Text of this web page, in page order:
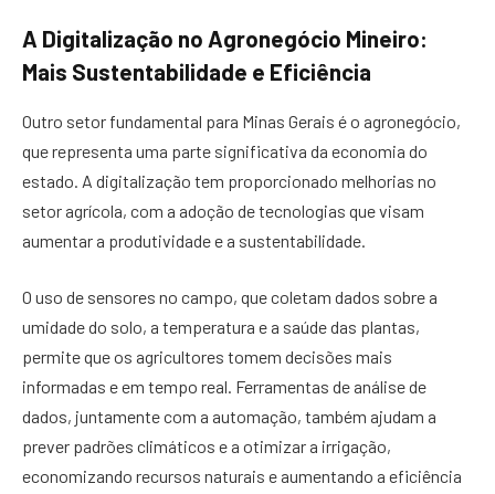
A Digitalização no Agronegócio Mineiro:
Mais Sustentabilidade e Eficiência
Outro setor fundamental para Minas Gerais é o agronegócio,
que representa uma parte significativa da economia do
estado. A digitalização tem proporcionado melhorias no
setor agrícola, com a adoção de tecnologias que visam
aumentar a produtividade e a sustentabilidade.
O uso de sensores no campo, que coletam dados sobre a
umidade do solo, a temperatura e a saúde das plantas,
permite que os agricultores tomem decisões mais
informadas e em tempo real. Ferramentas de análise de
dados, juntamente com a automação, também ajudam a
prever padrões climáticos e a otimizar a irrigação,
economizando recursos naturais e aumentando a eficiência